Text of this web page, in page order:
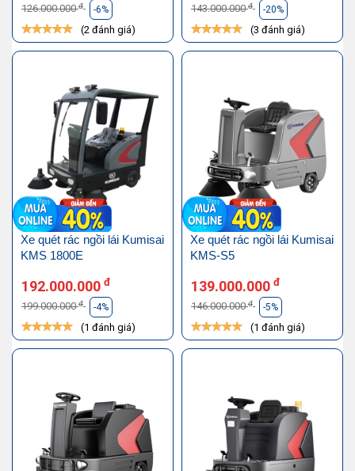
126.000.000đ -6%
(2 đánh giá)
143.000.000đ -20%
(3 đánh giá)
Xe quét rác ngồi lái Kumisai
KMS 1800E
192.000.000 đ
199.000.000đ -4%
(1 đánh giá)
Xe quét rác ngồi lái Kumisai
KMS-S5
139.000.000 đ
146.000.000đ -5%
(1 đánh giá)